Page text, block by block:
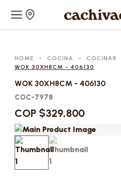
HOME > COCINA > COCINAR
WOK 30XH8CM - 406130
WOK 30XH8CM - 406130
COC-7978
COP $329,800